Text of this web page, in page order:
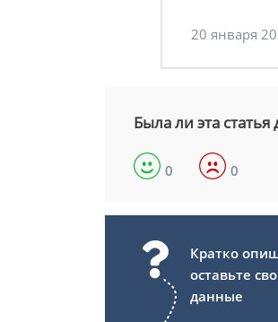
20 января
Была ли эта
0 0
Кратко
оставьте
данные